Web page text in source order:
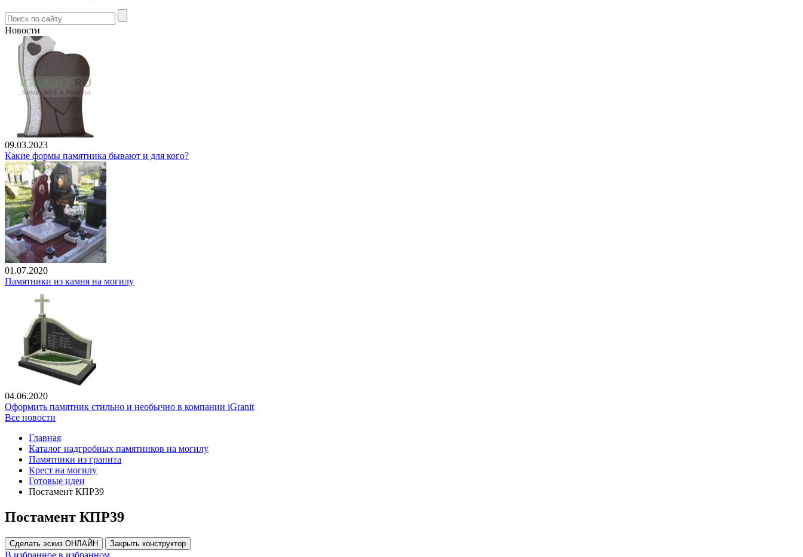
Новости
09.03.2023
Какие формы памятника бывают и для кого?
01.07.2020
Памятники из камня на могилу
04.06.2020
Оформить памятник стильно и необычно в компании iGranit
Все новости
Главная
Каталог надгробных памятников на могилу
Памятники из гранита
Крест на могилу
Готовые идеи
Постамент КПР39
Постамент КПР39
Сделать эскиз ОНЛАЙН Закрыть конструктор